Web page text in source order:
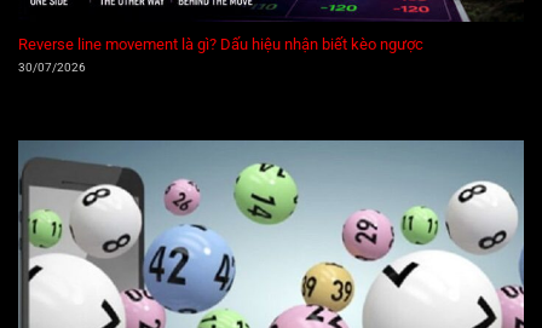
Reverse line movement là gì? Dấu hiệu nhận biết kèo ngược
30/07/2026